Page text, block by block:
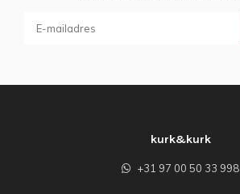
kurk&kurk
+31 97 00 50 33 998